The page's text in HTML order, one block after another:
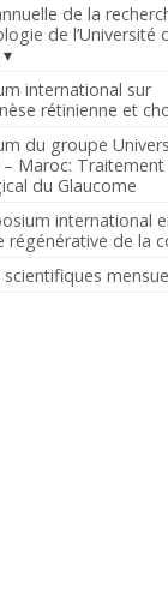
de la
de l’Université
international sur
rétinienne et
du groupe
Maroc: Traitement
du Glaucome
international
régénérative de la
scientifiques